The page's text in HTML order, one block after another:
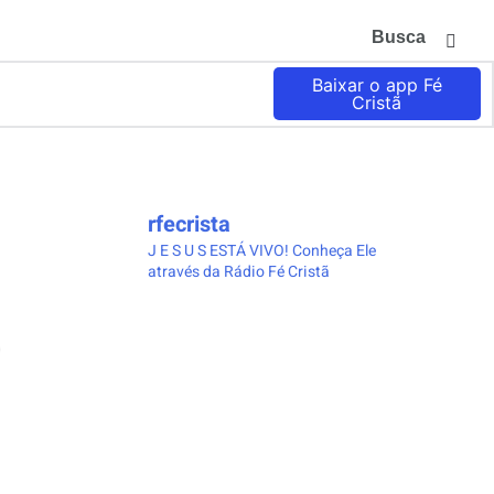
Busca
Baixar o app Fé
Cristã
rfecrista
J E S U S ESTÁ VIVO!Conheça Ele
através da Rádio Fé Cristã